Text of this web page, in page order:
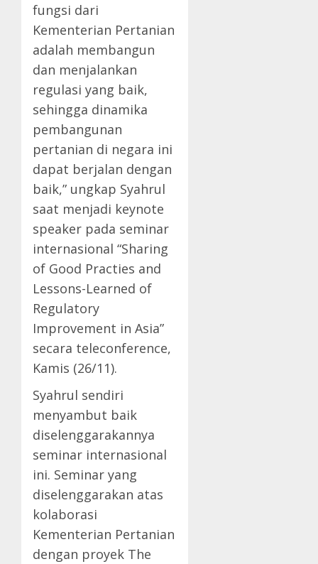
fungsi dari
Kementerian Pertanian
adalah membangun
dan menjalankan
regulasi yang baik,
sehingga dinamika
pembangunan
pertanian di negara ini
dapat berjalan dengan
baik,” ungkap Syahrul
saat menjadi keynote
speaker pada seminar
internasional “Sharing
of Good Practies and
Lessons-Learned of
Regulatory
Improvement in Asia”
secara teleconference,
Kamis (26/11).
Syahrul sendiri
menyambut baik
diselenggarakannya
seminar internasional
ini. Seminar yang
diselenggarakan atas
kolaborasi
Kementerian Pertanian
dengan proyek The